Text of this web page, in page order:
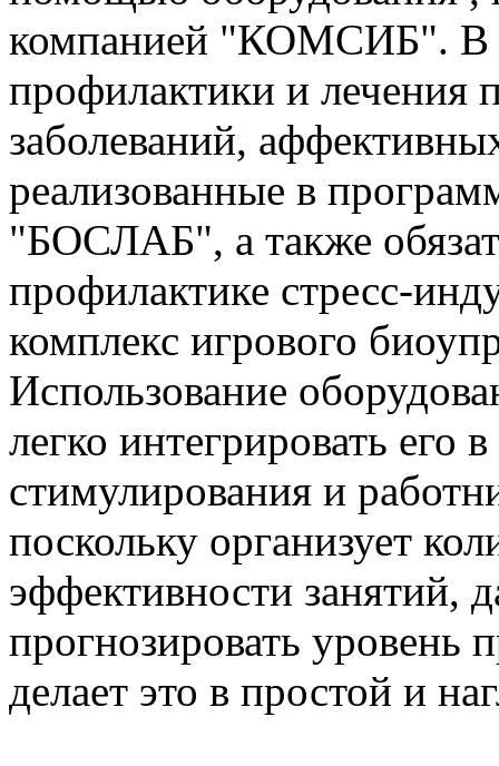
компанией "КОМСИБ". В
профилактики и лечения
заболеваний,
реализованные в
"БОСЛАБ", а также
профилактике стресс-
комплекс игрового
Использование
легко интегрировать его
стимулирования и
поскольку организует
эффективности занятий,
прогнозировать уровень
делает это в простой и